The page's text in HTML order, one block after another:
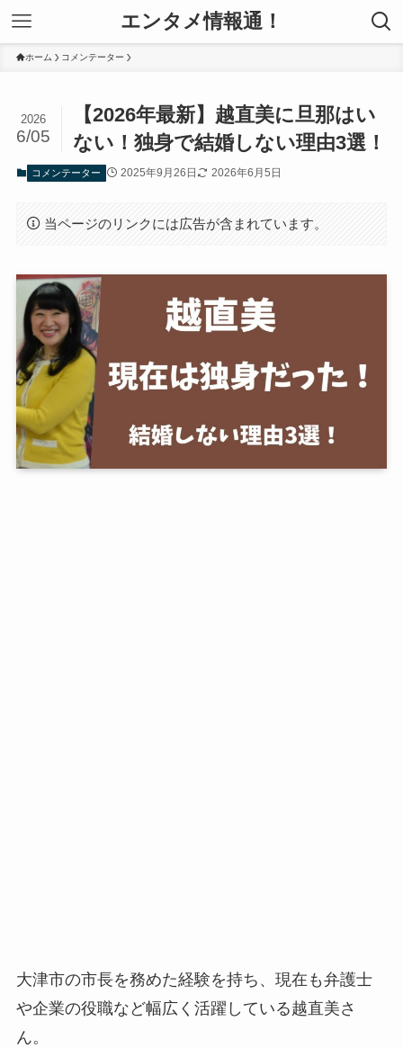
エンタメ情報通！
ホーム コメンテーター
【2026年最新】越直美に旦那はい
ない！独身で結婚しない理由3選！
2026
6/05
コメンテーター 2025年9月26日 2026年6月5日
当ページのリンクには広告が含まれています。
大津市の市長を務めた経験を持ち、現在も弁護士
や企業の役職など幅広く活躍している越直美さ
ん。